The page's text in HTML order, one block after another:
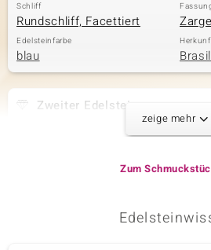
Schliff
Rundschliff, Facettiert
Edelsteinfarbe
blau
Zweiter Edelstein
Himmelblauer Topas 1 à 5
zeige mehr
Zum